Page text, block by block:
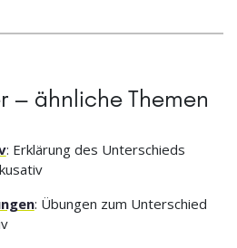
– ähnliche Themen
: Erklärung des Unterschieds
: Übungen zum Unterschied